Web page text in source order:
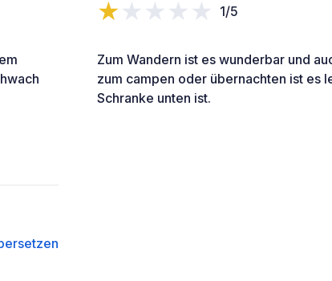
1/5
Zum Wandern ist es wunderbar und
zum campen oder übernachten ist es
Schranke unten ist.